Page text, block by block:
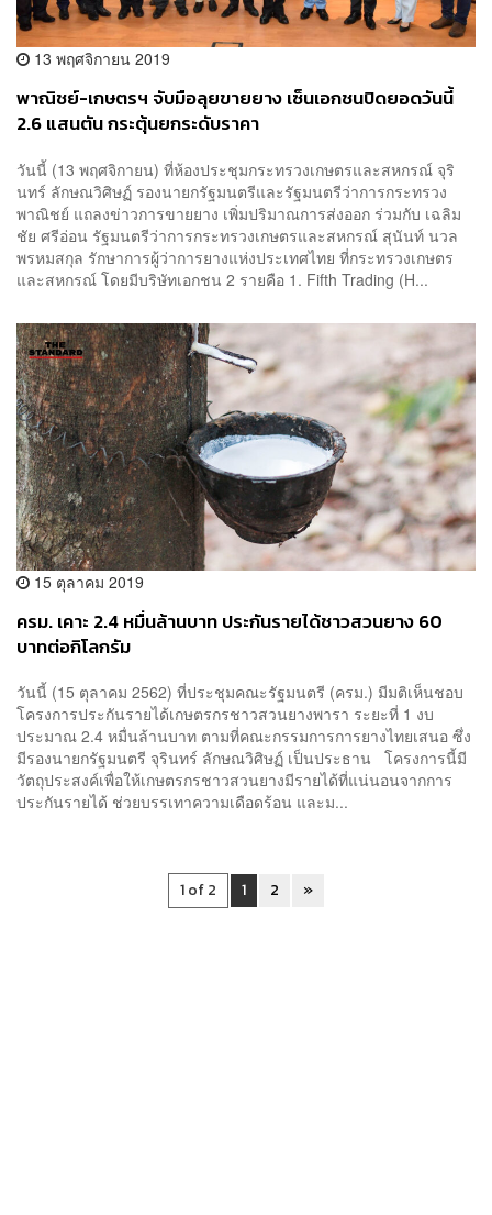
13 พฤศจิกายน 2019
พาณิชย์-เกษตรฯ จับมือลุยขายยาง เซ็นเอกชนปิดยอดวันนี้
2.6 แสนตัน กระตุ้นยกระดับราคา
วันนี้ (13 พฤศจิกายน) ที่ห้องประชุมกระทรวงเกษตรและสหกรณ์ จุริ
นทร์ ลักษณวิศิษฏ์ รองนายกรัฐมนตรีและรัฐมนตรีว่าการกระทรวง
พาณิชย์ แถลงข่าวการขายยาง เพิ่มปริมาณการส่งออก ร่วมกับ เฉลิม
ชัย ศรีอ่อน รัฐมนตรีว่าการกระทรวงเกษตรและสหกรณ์ สุนันท์ นวล
พรหมสกุล รักษาการผู้ว่าการยางแห่งประเทศไทย ที่กระทรวงเกษตร
และสหกรณ์ โดยมีบริษัทเอกชน 2 รายคือ 1. Fifth Trading (H...
15 ตุลาคม 2019
ครม. เคาะ 2.4 หมื่นล้านบาท ประกันรายได้ชาวสวนยาง 60
บาทต่อกิโลกรัม
วันนี้ (15 ตุลาคม 2562) ที่ประชุมคณะรัฐมนตรี (ครม.) มีมติเห็นชอบ
โครงการประกันรายได้เกษตรกรชาวสวนยางพารา ระยะที่ 1 งบ
ประมาณ 2.4 หมื่นล้านบาท ตามที่คณะกรรมการการยางไทยเสนอ ซึ่ง
มีรองนายกรัฐมนตรี จุรินทร์ ลักษณวิศิษฏ์ เป็นประธาน โครงการนี้มี
วัตถุประสงค์เพื่อให้เกษตรกรชาวสวนยางมีรายได้ที่แน่นอนจากการ
ประกันรายได้ ช่วยบรรเทาความเดือดร้อน และม...
1 of 2 1 2 »